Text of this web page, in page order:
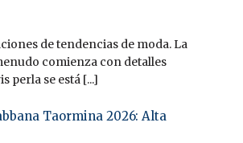
de tendencias de moda. La
comienza con detalles
perla se está [...]
Taormina 2026: Alta